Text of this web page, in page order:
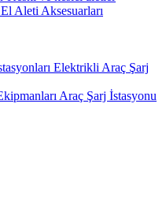
El Aleti Aksesuarları
Elektrikli Araç Şarj
Araç Şarj İstasyonu